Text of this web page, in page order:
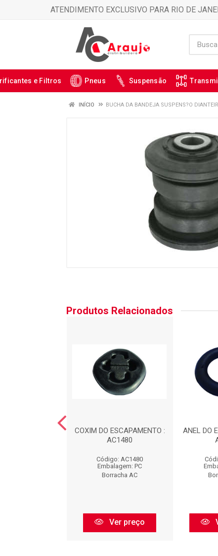
ATENDIMENTO EXCLUSIVO PARA RIO DE
e Filtros Pneus Suspensão
INÍCIO BUCHA DA BANDEJA SUSPENS?O
Produtos Relacionados
COXIM DO ESCAPAMENTO :
AC1480
Código: AC1480
Embalagem: PC
Borracha AC
Ver preço
ANEL DO